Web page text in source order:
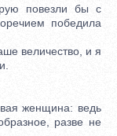
повезли бы с
победила
величество, и я
женщина: ведь
разве не